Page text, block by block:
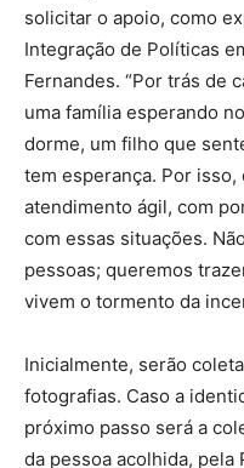
solicitar o apoio, como
Integração de Políticas
Fernandes. “Por trás de
uma família esperando
dorme, um filho que
tem esperança. Por
atendimento ágil, com
com essas situações.
pessoas; queremos
vivem o tormento da
Inicialmente, serão
fotografias. Caso a
próximo passo será a
da pessoa acolhida,